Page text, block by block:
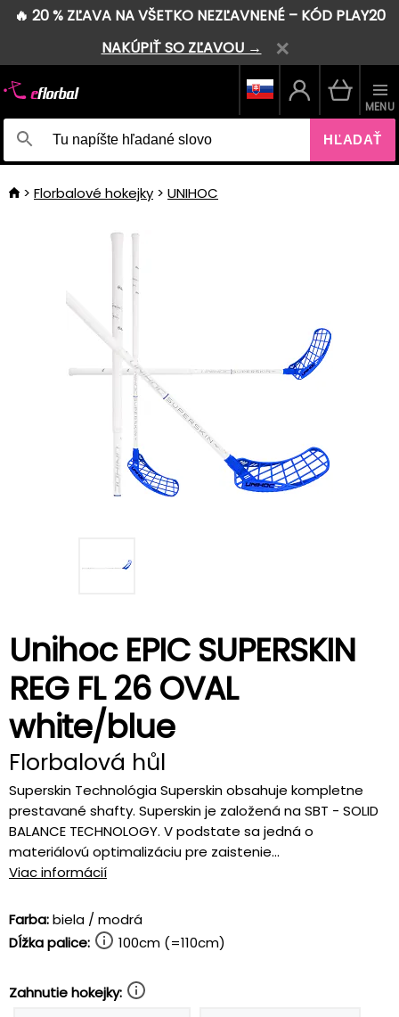
🔥 20 % ZĽAVA NA VŠETKO NEZĽAVNENÉ – KÓD PLAY20
NAKÚPIŤ SO ZĽAVOU →
HĽADAŤ
MENU
Florbalové hokejky UNIHOC
Unihoc EPIC SUPERSKIN
REG FL 26 OVAL
white/blue
Florbalová hůl
Superskin Technológia Superskin obsahuje kompletne
prestavané shafty. Superskin je založená na SBT - SOLID
BALANCE TECHNOLOGY. V podstate sa jedná o
materiálovú optimalizáciu pre zaistenie...
Viac informácií
Farba:biela / modrá
Dĺžka palice:
100cm (=110cm)
Zahnutie hokejky: